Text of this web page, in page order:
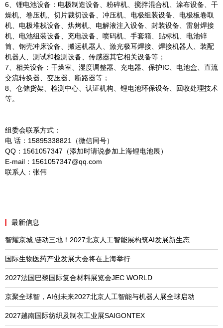
6、锂电池设备：电极制造设备、粉碎机、搅拌混合机、涂布设备、干
燥机、卷压机、切片裁切设备、冲压机、电极组装设备、电极板卷取
机、电极堆栈设备、烘烤机、电解液注入设备、封装设备、雷射焊接
机、电池组装设备、充电设备、喷码机、手套箱、贴标机、电池锌
筒、钢壳冲床设备、搬运机器人、激光极耳焊接、焊接机器人、装配
机器人、测试和检测设备、传感器其它相关设备等；
7、相关设备：干燥室、湿度调整器、充电器、保护IC、电池盒、直流
交流转换器、变压器、断路器等；
8、仓储货架、检测中心、认证机构、锂电池环保设备、回收处理技术
等。
组委会联系方式：
电 话：15895338821（微信同号）
QQ：1561057347（添加时请说参加上海锂电池展）
E-mail：1561057347@qq.com
联系人：张伟
最新信息
智耀京城,链动三地！2027北京人工智能展构筑AI发展新生态
国际生物医药产业发展大会将在上海举行
2027法国巴黎国际复合材料展览会JEC WORLD
京聚全球智，AI创未来2027北京人工智能与机器人展全球启动
2027越南国际纺织及制衣工业展SAIGONTEX